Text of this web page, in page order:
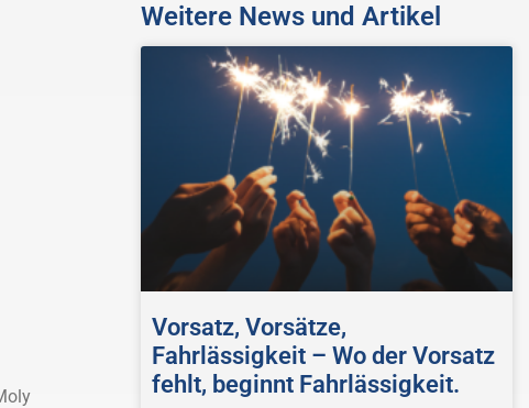
Weitere News und Artikel
Vorsatz, Vorsätze,
Fahrlässigkeit – Wo der Vorsatz
fehlt, beginnt Fahrlässigkeit.